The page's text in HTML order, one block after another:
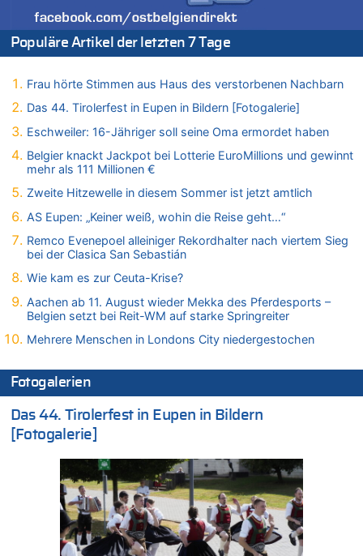
08.08.2026 - 20:20 von Joseph Meyer zu
Leipzig, Mechernich und die Frage: Wer steckt hinter den
Drohnen mit Strengstoff? War es Russland?
Zwölf Jahre nach Aachener Bankraub: 70-Jähriger gefasst
08.08.2026 - 20:17 von Russentrolle zu
Drohnen mit Strengstoff? War es Russland?
08.08.2026 - 20:16 von Dax zu
Wasserstand des Rheins in NRW so niedrig wie noch nie
08.08.2026 - 20:13 von Dax zu
Zweite Hitzewelle in diesem Sommer ist jetzt amtlich
08.08.2026 - 20:09 von Dax zu
Zweite Hitzewelle in diesem Sommer ist jetzt amtlich
08.08.2026 - 20:06 von Dax zu
08.08.2026 - 19:00 von Peter G zu
Drohnen mit Strengstoff? War es Russland?
08.08.2026 - 18:48 von Marcel Scholzen Eimerscheid zu
Leipzig, Mechernich und die Frage: Wer steckt hinter den
08.08.2026 - 18:41 von JoKrings zu
Leipzig, Mechernich und die Frage: Wer steckt hinter den
08.08.2026 - 18:39 von JoKrings zu
Leipzig, Mechernich und die Frage: Wer steckt hinter den
Drohnen mit Strengstoff? War es Russland?
08.08.2026 - 18:07 von Hubert F. zu
Belgier knackt Jackpot bei Lotterie EuroMillions und gewinnt
Populäre Artikel der letzten 7 Tage
Frau hörte Stimmen aus Haus des verstorbenen Nachbarn
Das 44. Tirolerfest in Eupen in Bildern [Fotogalerie]
Eschweiler: 16-Jähriger soll seine Oma ermordet haben
Belgier knackt Jackpot bei Lotterie EuroMillions und gewinnt
mehr als 111 Millionen €
Zweite Hitzewelle in diesem Sommer ist jetzt amtlich
AS Eupen: „Keiner weiß, wohin die Reise geht…“
Remco Evenepoel alleiniger Rekordhalter nach viertem Sieg
bei der Clasica San Sebastián
Wie kam es zur Ceuta-Krise?
Aachen ab 11. August wieder Mekka des Pferdesports –
Belgien setzt bei Reit-WM auf starke Springreiter
Mehrere Menschen in Londons City niedergestochen
Fotogalerien
Das 44. Tirolerfest in Eupen in Bildern
[Fotogalerie]